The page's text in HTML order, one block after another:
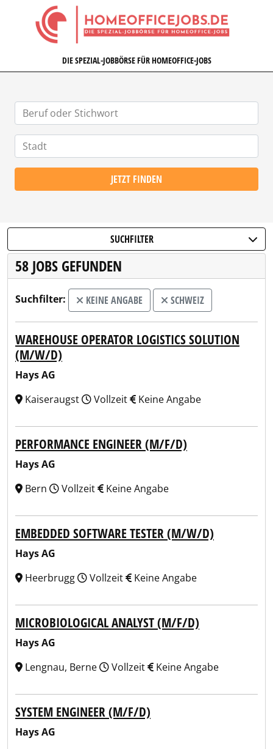
HOMEOFFICEJOBS.DE
DIE SPEZIAL-JOBBÖRSE FÜR HOMEOFFICE-JOBS
JETZT FINDEN
SUCHFILTER
58 JOBS GEFUNDEN
Suchfilter: KEINE ANGABE SCHWEIZ
WAREHOUSE OPERATOR LOGISTICS SOLUTION
(M/W/D)
Hays AG
Kaiseraugst
Vollzeit Keine Angabe
PERFORMANCE ENGINEER (M/F/D)
Hays AG
Bern
Vollzeit Keine Angabe
EMBEDDED SOFTWARE TESTER (M/W/D)
Hays AG
Heerbrugg
Vollzeit Keine Angabe
MICROBIOLOGICAL ANALYST (M/F/D)
Hays AG
Lengnau, Berne
Vollzeit Keine Angabe
SYSTEM ENGINEER (M/F/D)
Hays AG